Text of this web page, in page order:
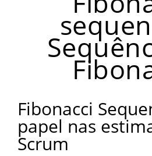
Fibonacci
papel nas
Scrum